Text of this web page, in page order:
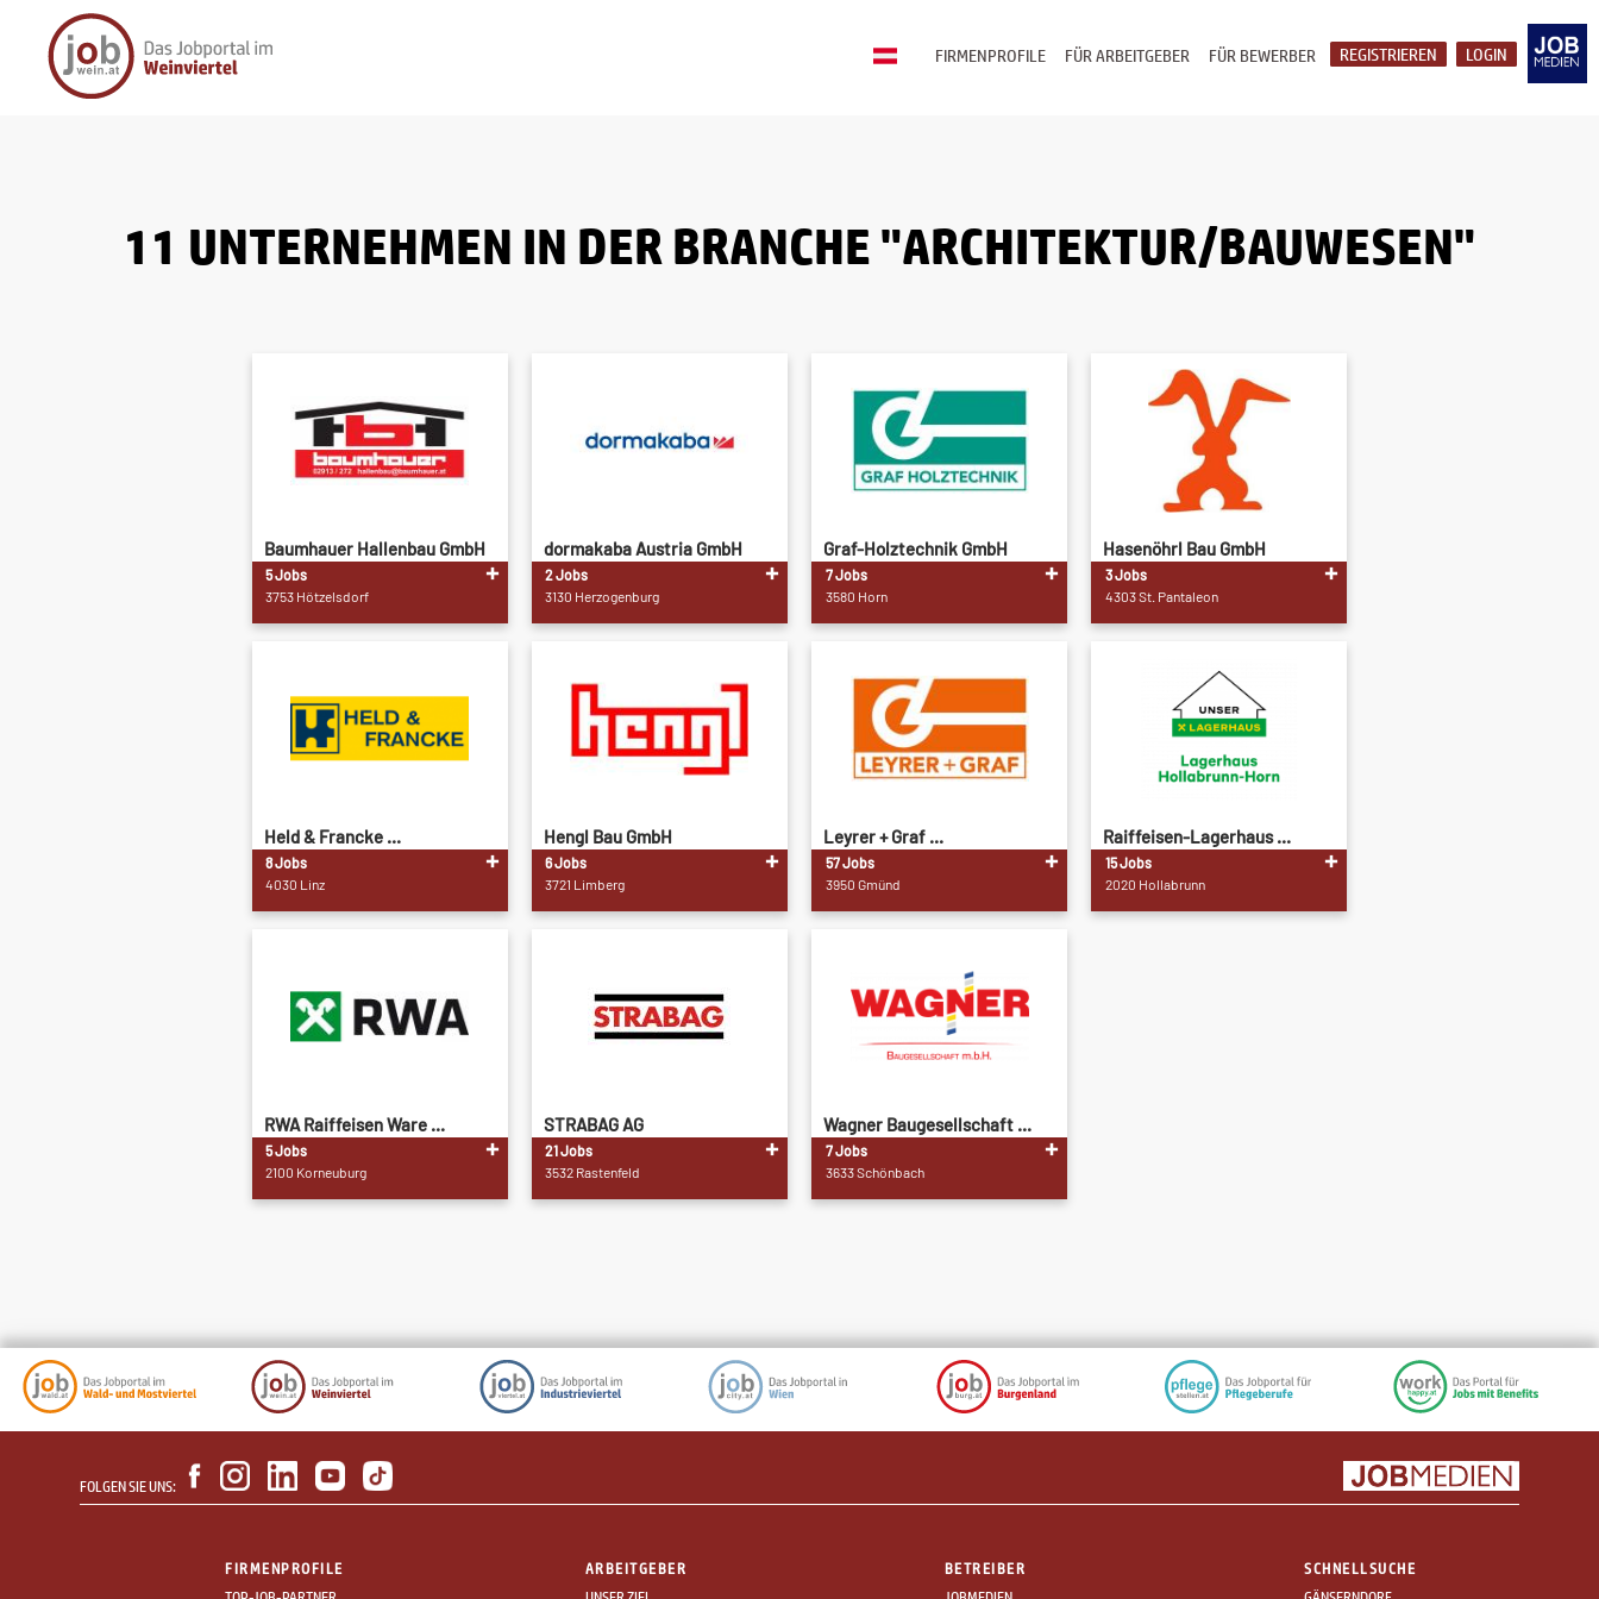
LOGIN
REGISTRIEREN
FÜR BEWERBER
FÜR ARBEITGEBER
FIRMENPROFILE
11 UNTERNEHMEN IN DER BRANCHE "ARCHITEKTUR/BAUWESEN"
Baumhauer Hallenbau GmbH
...
5 Jobs
3753 Hötzelsdorf
dormakaba Austria GmbH
2 Jobs
3130 Herzogenburg
Graf-Holztechnik GmbH
7 Jobs
3580 Horn
Hasenöhrl Bau GmbH
3 Jobs
4303 St. Pantaleon
Held & Francke ...
8 Jobs
4030 Linz
Hengl Bau GmbH
6 Jobs
3721 Limberg
Leyrer + Graf ...
57 Jobs
3950 Gmünd
Raiffeisen-Lagerhaus ...
15 Jobs
2020 Hollabrunn
RWA Raiffeisen Ware ...
5 Jobs
2100 Korneuburg
STRABAG AG
21 Jobs
3532 Rastenfeld
Wagner Baugesellschaft ...
7 Jobs
3633 Schönbach
FOLGEN SIE UNS:
FIRMENPROFILE
ARBEITGEBER
BETREIBER
SCHNELLSUCHE